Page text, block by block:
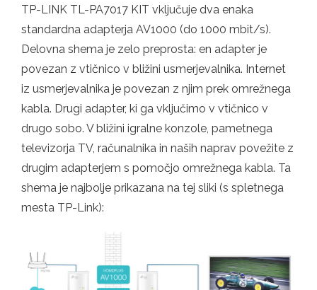
TP-LINK TL-PA7017 KIT vključuje dva enaka
standardna adapterja AV1000 (do 1000 mbit/s).
Delovna shema je zelo preprosta: en adapter je
povezan z vtičnico v bližini usmerjevalnika. Internet
iz usmerjevalnika je povezan z njim prek omrežnega
kabla. Drugi adapter, ki ga vključimo v vtičnico v
drugo sobo. V bližini igralne konzole, pametnega
televizorja TV, računalnika in naših naprav povežite z
drugim adapterjem s pomočjo omrežnega kabla. Ta
shema je najbolje prikazana na tej sliki (s spletnega
mesta TP-Link):